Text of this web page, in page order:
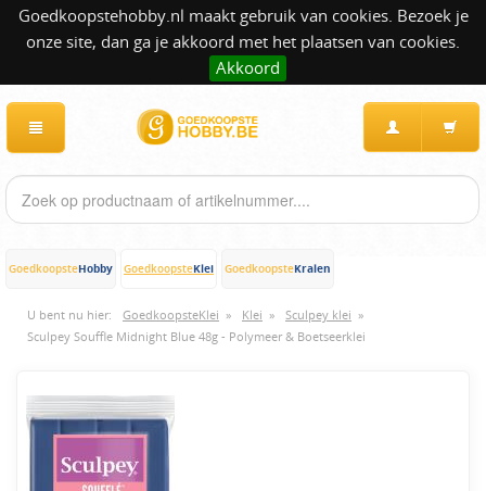
Goedkoopstehobby.nl maakt gebruik van cookies. Bezoek je
onze site, dan ga je akkoord met het plaatsen van cookies.
Akkoord
GoedkoopsteHobby GoedkoopsteKlei GoedkoopsteKralen
U bent nu hier: GoedkoopsteKlei » Klei » Sculpey klei »
Sculpey Souffle Midnight Blue 48g - Polymeer & Boetseerklei